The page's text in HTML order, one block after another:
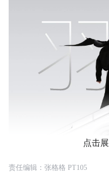
点击
责任编辑：张格格 PT105